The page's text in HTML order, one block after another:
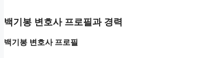
백기봉 변호사 프로필과 경력
백기봉 변호사 프로필